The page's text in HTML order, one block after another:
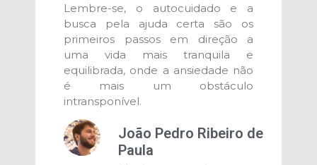
Lembre-se, o autocuidado e a
busca pela ajuda certa são os
primeiros passos em direção a
uma vida mais tranquila e
equilibrada, onde a ansiedade não
é mais um obstáculo
intransponível.
João Pedro Ribeiro de
Paula